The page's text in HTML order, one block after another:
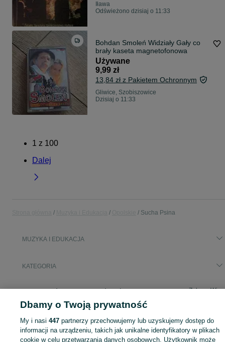
Iława
Odświeżono dzisiaj o 11:33
Bohdan Smoleń Widziały Gały co
brały kaseta magnetofonowa
Używane
9,99 zł
13,84 zł z Pakietem Ochronnym
Gliwice, Szobiszowice
Dzisiaj o 11:33
1 z 100
Dalej
Sucha Psina
MUZYKA I EDUKACJA
KATEGORIA
Zobacz
Mapa kategorii
Mapa miejscowości
Dbamy o Twoją prywatność
My i nasi447 partnerzy przechowujemy lub uzyskujemy dostęp do
informacji na urządzeniu, takich jak unikalne identyfikatory w plikach
cookie w celu przetwarzania danych osobowych. Użytkownik może